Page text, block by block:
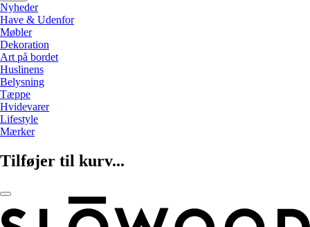
Nyheder
Have & Udenfor
Møbler
Dekoration
Art på bordet
Huslinens
Belysning
Tæppe
Hvidevarer
Lifestyle
Mærker
Tilføjer til kurv...